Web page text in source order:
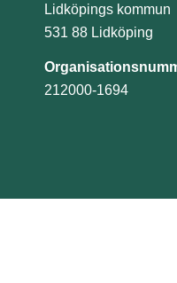
Lidköpings kommun
531 88 Lidköping
212000-1694